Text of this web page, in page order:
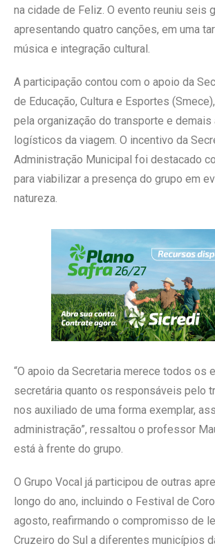
na cidade de Feliz. O evento reuniu seis
apresentando quatro canções, em uma
música e integração cultural.
A participação contou com o apoio da
de Educação, Cultura e Esportes
pela organização do transporte e
logísticos da viagem. O incentivo da
Administração Municipal foi destacado
para viabilizar a presença do grupo em
natureza.
“O apoio da Secretaria merece todos os
secretária quanto os responsáveis pelo
nos auxiliado de uma forma exemplar,
administração”, ressaltou o professor
está à frente do grupo.
O Grupo Vocal já participou de outras
longo do ano, incluindo o Festival de
agosto, reafirmando o compromisso de
Cruzeiro do Sul a diferentes municípios